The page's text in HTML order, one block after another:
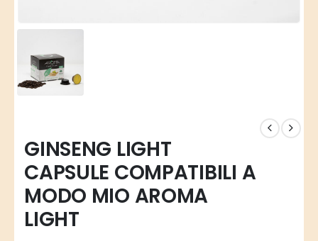
GINSENG LIGHT
CAPSULE COMPATIBILI A
MODO MIO AROMA
LIGHT